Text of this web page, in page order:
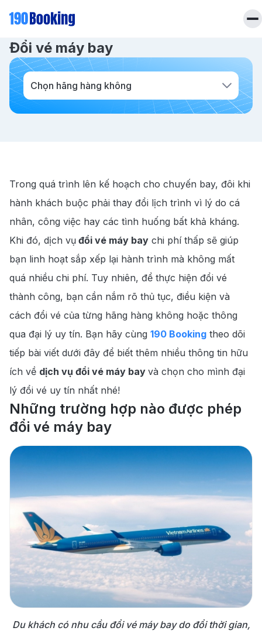
Trang chủ
Vé máy bay
Tin tức
Khách sạn
Đổi vé máy bay
Chọn hãng hàng không
Trong quá trình lên kế hoạch cho chuyến bay, đôi khi
hành khách buộc phải thay đổi lịch trình vì lý do cá
nhân, công việc hay các tình huống bất khả kháng.
Khi đó, dịch vụ đổi vé máy bay chi phí thấp sẽ giúp
bạn linh hoạt sắp xếp lại hành trình mà không mất
quá nhiều chi phí. Tuy nhiên, để thực hiện đổi vé
thành công, bạn cần nắm rõ thủ tục, điều kiện và
cách đổi vé của từng hãng hàng không hoặc thông
qua đại lý uy tín. Bạn hãy cùng 190 Booking theo dõi
tiếp bài viết dưới đây để biết thêm nhiều thông tin hữu
ích về dịch vụ đổi vé máy bay và chọn cho mình đại
lý đổi vé uy tín nhất nhé!
Những trường hợp nào được phép
đổi vé máy bay
Du khách có nhu cầu đổi vé máy bay do đổi thời gian,